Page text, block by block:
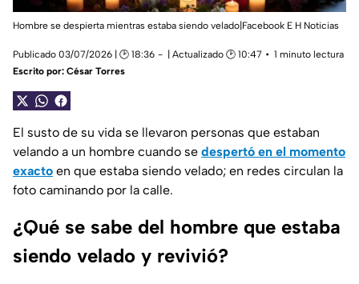
Hombre se despierta mientras estaba siendo velado|Facebook E H Noticias
Publicado 03/07/2026 | 🕑 18:36 | Actualizado 🕑 10:47
1 minuto lectura
Escrito por: César Torres
El susto de su vida se llevaron personas que estaban
velando a un hombre cuando se despertó en el momento
exacto en que estaba siendo velado; en redes circulan la
foto caminando por la calle.
¿Qué se sabe del hombre que estaba
siendo velado y revivió?